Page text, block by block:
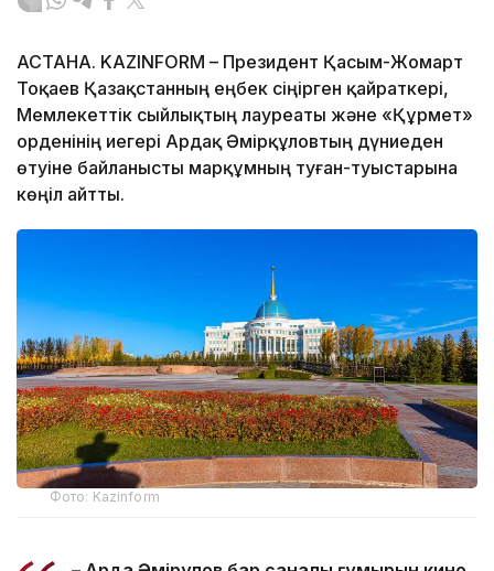
АСТАНА. KAZINFORM – Президент Қасым-Жомарт
Тоқаев Қазақстанның еңбек сіңірген қайраткері,
Мемлекеттік сыйлықтың лауреаты және «Құрмет»
орденінің иегері Ардақ Әмірқұловтың дүниеден
өтуіне байланысты марқұмның туған-туыстарына
көңіл айтты.
Фото: Kazinform